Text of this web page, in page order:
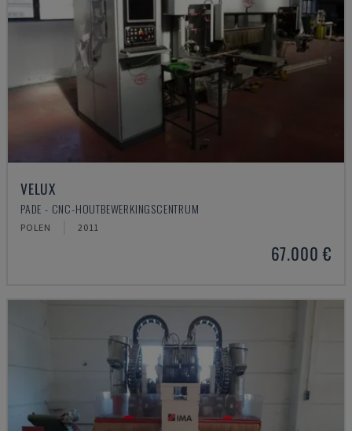
VELUX
PADE - CNC-HOUTBEWERKINGSCENTRUM
POLEN 2011
67.000 €